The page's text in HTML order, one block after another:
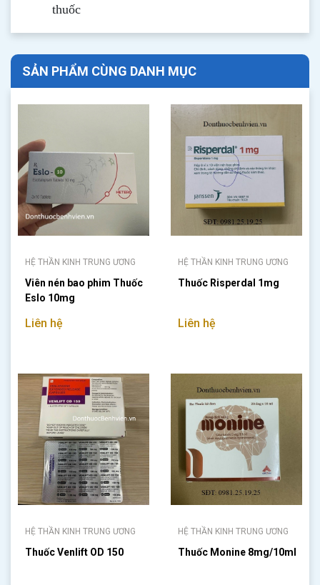
thuốc
SẢN PHẨM CÙNG DANH MỤC
HỆ THẦN KINH TRUNG ƯƠNG
Viên nén bao phim Thuốc
Eslo 10mg
Liên hệ
HỆ THẦN KINH TRUNG ƯƠNG
Thuốc Risperdal 1mg
Liên hệ
HỆ THẦN KINH TRUNG ƯƠNG
Thuốc Venlift OD 150
HỆ THẦN KINH TRUNG ƯƠNG
Thuốc Monine 8mg/10ml